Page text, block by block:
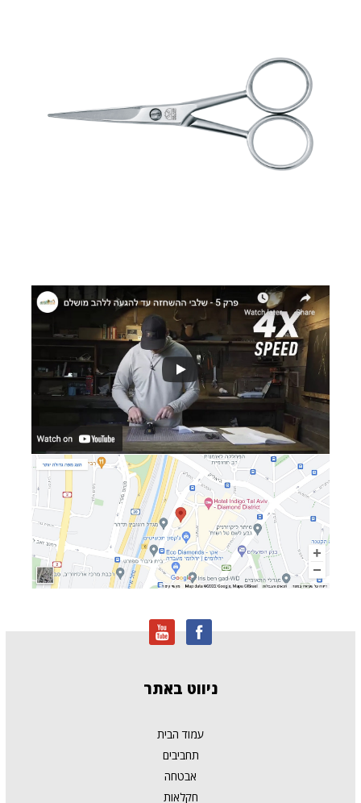
ניווט באתר
עמוד הבית
תחביבים
אבטחה
חקלאות